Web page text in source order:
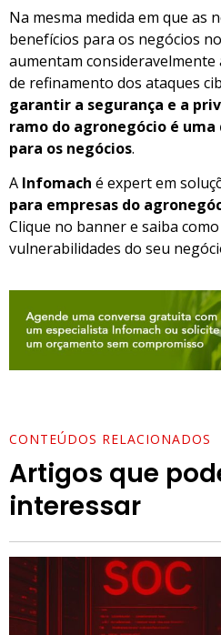
Na mesma medida em que as
benefícios para os negócios
aumentam
de refinamento dos ataques
garantir a segurança e a
ramo do agronegócio é
para os negócios.
A Infomach é expert em
para empresas do
Clique no banner e saiba
vulnerabilidades do seu
CONTEÚDOS RELACIONADOS
Artigos que
interessar